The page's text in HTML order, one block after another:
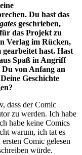
Du hast das
geschrieben,
das Projekt zu
Verlag im Rücken,
hast. Hast
Spaß in Angriff
Du von Anfang an
Geschichte
dass der Comic
zu werden. Ich habe
habe keine Comics
warum, ich tat es
Comic gelesen
würde.